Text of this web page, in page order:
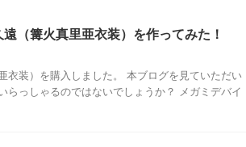
（篝火真里亜衣装）を作ってみた！
衣装）を購入しました。 本ブログを見ていただい
っしゃるのではないでしょうか？ メガミデバイ